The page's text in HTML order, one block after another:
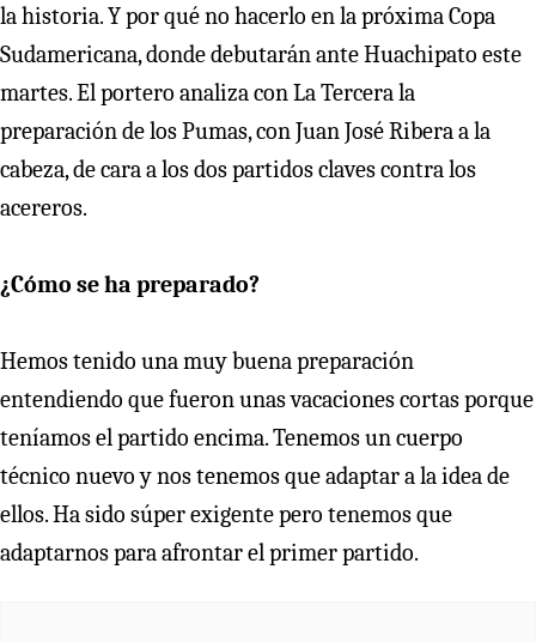
la historia. Y por qué no hacerlo en la próxima Copa
Sudamericana, donde debutarán ante Huachipato este
martes. El portero analiza con La Tercera la
preparación de los Pumas, con Juan José Ribera a la
cabeza, de cara a los dos partidos claves contra los
acereros.
¿Cómo se ha preparado?
Hemos tenido una muy buena preparación
entendiendo que fueron unas vacaciones cortas porque
teníamos el partido encima. Tenemos un cuerpo
técnico nuevo y nos tenemos que adaptar a la idea de
ellos. Ha sido súper exigente pero tenemos que
adaptarnos para afrontar el primer partido.